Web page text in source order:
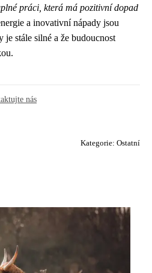
práci, která má pozitivní dopad
a inovativní nápady jsou
stále silné a že budoucnost
nás
Kategorie: Ostatní